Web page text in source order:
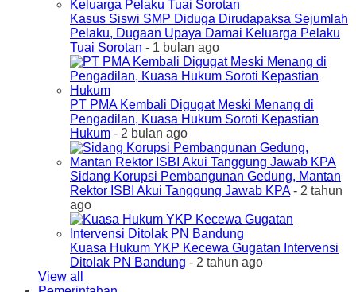
Kasus Siswi SMP Diduga Dirudapaksa Sejumlah
Pelaku, Dugaan Upaya Damai Keluarga Pelaku
Tuai Sorotan - 1 bulan ago
PT PMA Kembali Digugat Meski Menang di
Pengadilan, Kuasa Hukum Soroti Kepastian
Hukum - 2 bulan ago
Sidang Korupsi Pembangunan Gedung, Mantan
Rektor ISBI Akui Tanggung Jawab KPA- 2 tahun
ago
Kuasa Hukum YKP Kecewa Gugatan Intervensi
Ditolak PN Bandung - 2 tahun ago
View all